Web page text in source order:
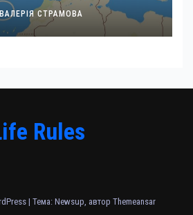
ВАЛЕРІЯ СТРАМОВА
Rules
| Тема: Newsup, автор Themeansar